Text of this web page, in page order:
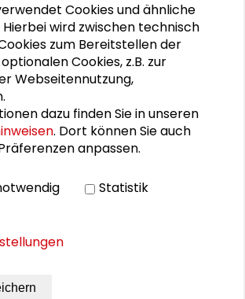
im Kontext
Yousef
Cookies und ähnliche
wird zwischen technisch
zum Bereitstellen der
Cookies, z.B. zur
Webseitennutzung,
dazu finden Sie in unseren
. Dort können Sie auch
anpassen.
Statistik